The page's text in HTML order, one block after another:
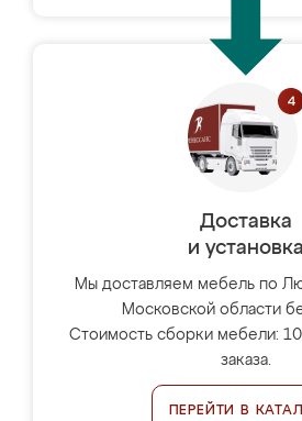
Доставка
и установка
Мы доставляем мебель по
Московской области
Стоимость сборки мебели:
заказа.
ПЕРЕЙТИ В